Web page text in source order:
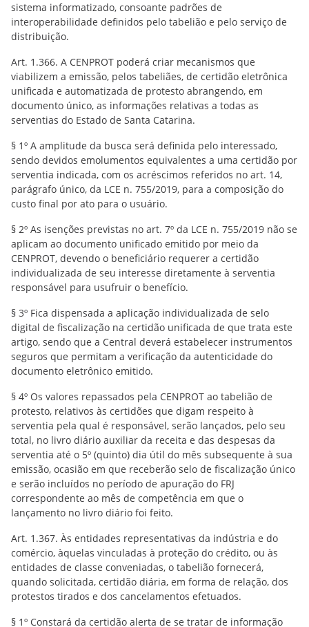
sistema informatizado, consoante padrões de
interoperabilidade definidos pelo tabelião e pelo serviço de
distribuição.
Art. 1.366. A CENPROT poderá criar mecanismos que
viabilizem a emissão, pelos tabeliães, de certidão eletrônica
unificada e automatizada de protesto abrangendo, em
documento único, as informações relativas a todas as
serventias do Estado de Santa Catarina.
§ 1º A amplitude da busca será definida pelo interessado,
sendo devidos emolumentos equivalentes a uma certidão por
serventia indicada, com os acréscimos referidos no art. 14,
parágrafo único, da LCE n. 755/2019, para a composição do
custo final por ato para o usuário.
§ 2º As isenções previstas no art. 7º da LCE n. 755/2019 não se
aplicam ao documento unificado emitido por meio da
CENPROT, devendo o beneficiário requerer a certidão
individualizada de seu interesse diretamente à serventia
responsável para usufruir o benefício.
§ 3º Fica dispensada a aplicação individualizada de selo
digital de fiscalização na certidão unificada de que trata este
artigo, sendo que a Central deverá estabelecer instrumentos
seguros que permitam a verificação da autenticidade do
documento eletrônico emitido.
§ 4º Os valores repassados pela CENPROT ao tabelião de
protesto, relativos às certidões que digam respeito à
serventia pela qual é responsável, serão lançados, pelo seu
total, no livro diário auxiliar da receita e das despesas da
serventia até o 5º (quinto) dia útil do mês subsequente à sua
emissão, ocasião em que receberão selo de fiscalização único
e serão incluídos no período de apuração do FRJ
correspondente ao mês de competência em que o
lançamento no livro diário foi feito.
Art. 1.367. Às entidades representativas da indústria e do
comércio, àquelas vinculadas à proteção do crédito, ou às
entidades de classe conveniadas, o tabelião fornecerá,
quando solicitada, certidão diária, em forma de relação, dos
protestos tirados e dos cancelamentos efetuados.
§ 1º Constará da certidão alerta de se tratar de informação